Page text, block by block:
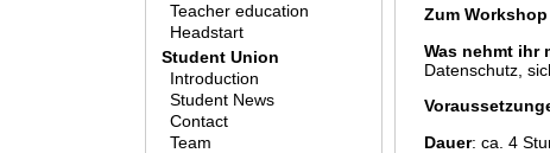
Teacher education
Headstart
Student Union
Introduction
Student News
Contact
Team
Zum
Was nehmt ihr
Datenschutz,
Dauer: ca. 4